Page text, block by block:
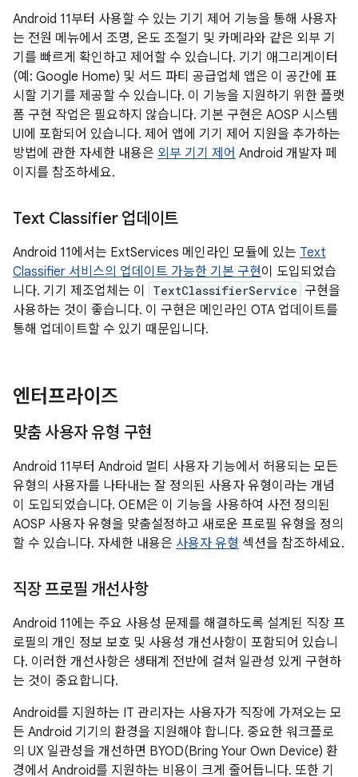
Android 11부터 사용할 수 있는 기기 제어 기능을 통해 사용자
는 전원 메뉴에서 조명, 온도 조절기 및 카메라와 같은 외부 기
기를 빠르게 확인하고 제어할 수 있습니다. 기기 애그리게이터
(예: Google Home) 및 서드 파티 공급업체 앱은 이 공간에 표
시할 기기를 제공할 수 있습니다. 이 기능을 지원하기 위한 플랫
폼 구현 작업은 필요하지 않습니다. 기본 구현은 AOSP 시스템
UI에 포함되어 있습니다. 제어 앱에 기기 제어 지원을 추가하는
방법에 관한 자세한 내용은 외부 기기 제어 Android 개발자 페
이지를 참조하세요.
Text Classifier 업데이트
Android 11에서는 ExtServices 메인라인 모듈에 있는 Text
Classifier 서비스의 업데이트 가능한 기본 구현이 도입되었습
니다. 기기 제조업체는 이
TextClassifierService 구현을
사용하는 것이 좋습니다. 이 구현은 메인라인 OTA 업데이트를
통해 업데이트할 수 있기 때문입니다.
엔터프라이즈
맞춤 사용자 유형 구현
Android 11부터 Android 멀티 사용자 기능에서 허용되는 모든
유형의 사용자를 나타내는 잘 정의된 사용자 유형이라는 개념
이 도입되었습니다. OEM은 이 기능을 사용하여 사전 정의된
AOSP 사용자 유형을 맞춤설정하고 새로운 프로필 유형을 정의
할 수 있습니다. 자세한 내용은 사용자 유형 섹션을 참조하세요.
직장 프로필 개선사항
Android 11에는 주요 사용성 문제를 해결하도록 설계된 직장 프
로필의 개인 정보 보호 및 사용성 개선사항이 포함되어 있습니
다. 이러한 개선사항은 생태계 전반에 걸쳐 일관성 있게 구현하
는 것이 중요합니다.
Android를 지원하는 IT 관리자는 사용자가 직장에 가져오는 모
든 Android 기기의 환경을 지원해야 합니다. 중요한 워크플로
의 UX 일관성을 개선하면 BYOD(Bring Your Own Device) 환
경에서 Android를 지원하는 비용이 크게 줄어듭니다. 또한 기